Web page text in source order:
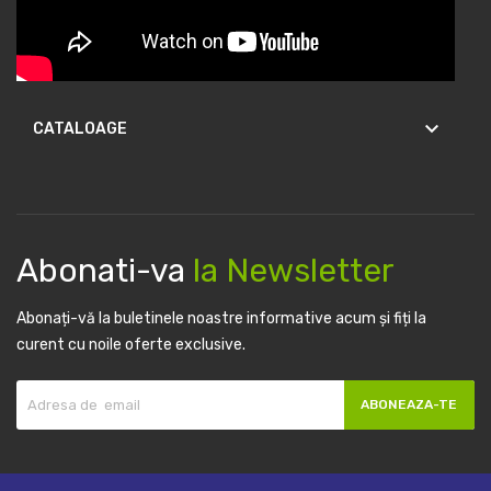
CATALOAGE keyboard_arrow_down
Abonati-va la Newsletter
Abonați-vă la buletinele noastre informative acum și fiți la
curent cu noile oferte exclusive.
ABONEAZA-TE